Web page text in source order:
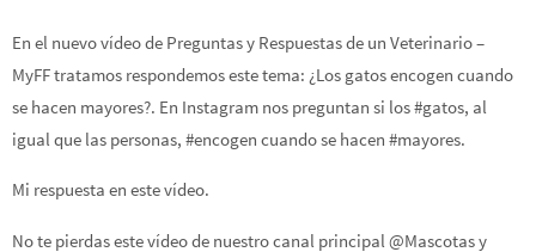
En el nuevo vídeo de Preguntas y Respuestas de un Veterinario –
MyFF tratamos respondemos este tema: ¿Los gatos encogen cuando
se hacen mayores?. En Instagram nos preguntan si los #gatos, al
igual que las personas, #encogen cuando se hacen #mayores.
Mi respuesta en este vídeo.
No te pierdas este vídeo de nuestro canal principal @Mascotas y